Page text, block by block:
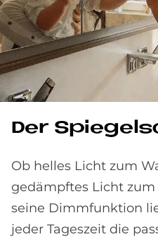
Der
Ob helles Licht zum
gedämpftes Licht
seine Dimmfunktion
jeder Tageszeit die